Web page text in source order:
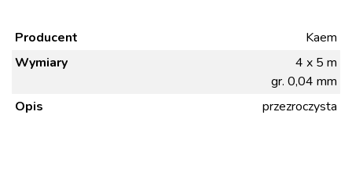
Producent
Kaem
Wymiary
4 x 5 m
gr. 0,04 mm
Opis
przezroczysta